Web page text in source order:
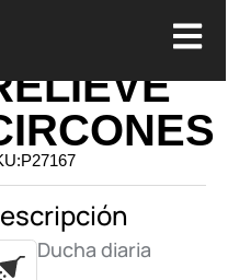
DIJE OSO
Ducha diaria